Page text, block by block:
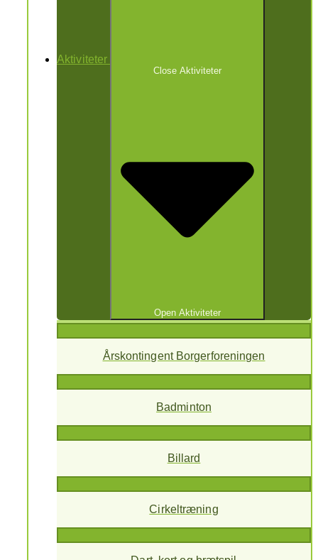
Aktiviteter
Close Aktiviteter
Open Aktiviteter
Årskontingent Borgerforeningen
Badminton
Billard
Cirkeltræning